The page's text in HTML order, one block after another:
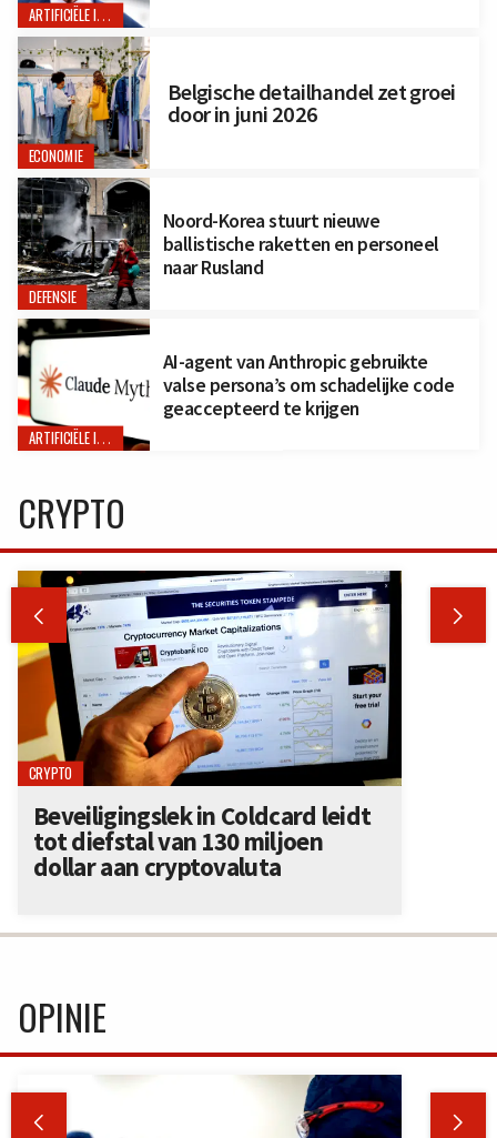
ARTIFICIËLE INTELLIGENTIE
ECONOMIE
Belgische detailhandel zet groei
door in juni 2026
DEFENSIE
Noord-Korea stuurt nieuwe
ballistische raketten en personeel
naar Rusland
ARTIFICIËLE INTELLIGENTIE
AI-agent van Anthropic gebruikte
valse persona’s om schadelijke code
geaccepteerd te krijgen
CRYPTO
 
CRYPTO
Beveiligingslek in Coldcard leidt
tot diefstal van 130 miljoen
dollar aan cryptovaluta
OPINIE
 